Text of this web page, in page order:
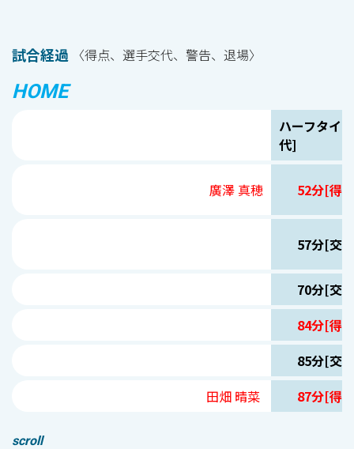
試合経過 〈得点、選手交代、警告、退場〉
HOME
ハーフタイ
代]
廣澤 真穂 52分[得
57分[交
70分[交
84分[得
85分[交
田畑 晴菜
87分[得
scroll